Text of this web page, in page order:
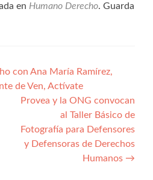
en Humano Derecho. Guarda
con Ana María Ramírez,
de Ven, Actívate
Provea y la ONG convocan
al Taller Básico de
Fotografía para Defensores
y Defensoras de Derechos
Humanos →